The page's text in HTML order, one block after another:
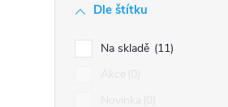
Dle štítku
Na skladě 11